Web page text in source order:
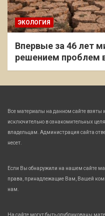
ЭКОЛОГИЯ
Впервые за 46 лет
решением проблем
Все материалы на данном сайте взяты
исключительно в ознакомительных
владельцам. Администрация сайта
несет.
Если Вы обнаружили на нашем сайте
права, принадлежащие Вам, Вашей
нам.